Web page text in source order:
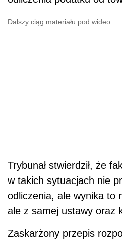
Dalszy ciąg materiału pod wideo
Trybunał stwierdził, że
w takich sytuacjach nie
odliczenia, ale wynika to
ale z samej ustawy oraz
Zaskarżony przepis